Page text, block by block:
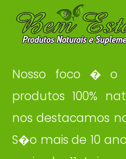
Nosso foco � o
produtos 100%
nos destacamos
S�o mais de 10